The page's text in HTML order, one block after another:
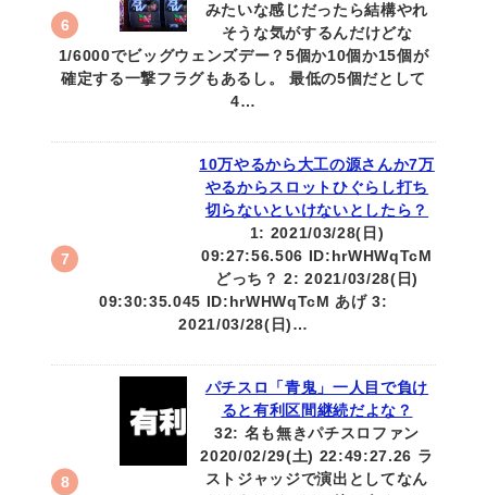
みたいな感じだったら結構やれ
そうな気がするんだけどな
1/6000でビッグウェンズデー？5個か10個か15個が
確定する一撃フラグもあるし。 最低の5個だとして
4…
10万やるから大工の源さんか7万
やるからスロットひぐらし打ち
切らないといけないとしたら？
1: 2021/03/28(日)
09:27:56.506 ID:hrWHWqTcM
どっち？ 2: 2021/03/28(日)
09:30:35.045 ID:hrWHWqTcM あげ 3:
2021/03/28(日)…
パチスロ「青鬼」一人目で負け
ると有利区間継続だよな？
32: 名も無きパチスロファン
2020/02/29(土) 22:49:27.26 ラ
ストジャッジで演出としてなん